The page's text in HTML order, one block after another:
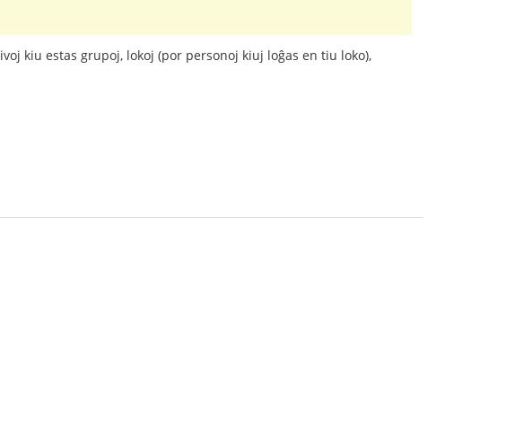
kiu estas grupoj, lokoj (por personoj kiuj loĝas en tiu loko),